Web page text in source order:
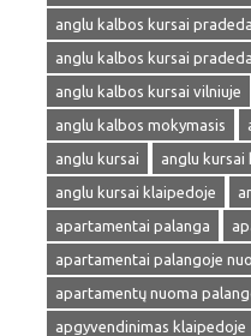
anglu kalbos kursai
anglu kalbos kursai
anglu kalbos kursai vilniuje
anglu kalbos mokymasis
anglu kursai
anglu kursai
anglu kursai klaipedoje
apartamentai palanga
apartamentai palangoje
apartamentų nuoma
apgyvendinimas klaipedoje